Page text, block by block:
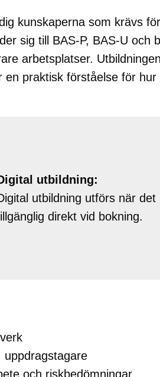
kunskaperna som krävs
sig till BAS-P, BAS-U och
arbetsplatser.
praktisk förståelse för hur
utbildning:
utbildning utförs när det
direkt vid bokning.
uppdragstagare
och riskbedömningar